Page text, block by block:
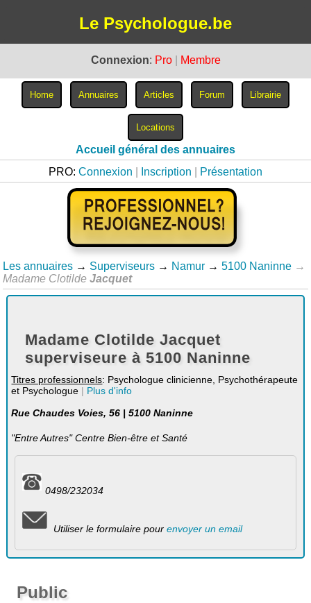
Le Psychologue.be
Connexion: Pro Membre
Accueil général des annuaires
PRO: Connexion Inscription Présentation
Les annuaires → Superviseurs → Namur → 5100 Naninne →
Madame ClotildeJacquet
Madame Clotilde Jacquet
superviseure à 5100 Naninne
Titres professionnels: Psychologue clinicienne, Psychothérapeute
et Psychologue | Plus d'info
Rue Chaudes Voies, 56 | 5100 Naninne
"Entre Autres" Centre Bien-être et Santé
0498/232034
Utiliser le formulaire pour envoyer un email
Public